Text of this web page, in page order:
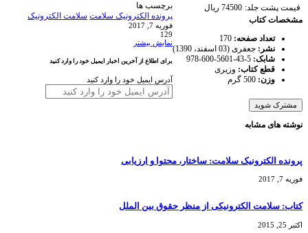
قیمت پشت جلد: 74500 ریال
مشخصات کتاب
تعداد صفحه:
نشر: جعفری (03 اسفند، 1390)
شابک: 978-600-5601-43-5
قطع کتاب: وزیری
وزن:
برچسب ها
پرونده الکترونیک سلامت سلامت الکترونیک
فوریه 7, 2017
129
نمایش بیشتر
برای اطلاع از آخرین اخبار ایمیل خود را وارد کنید
آدرس ایمیل خود را وارد کنید
نوشته های مشابه
پرونده الکترونیک سلامت: ساختار، محتوا و ارزیابی
فوریه 7, 2017
کتاب: سلامت الکترونیکی از منظر حقوق بین الملل
اکتبر 25, 2015